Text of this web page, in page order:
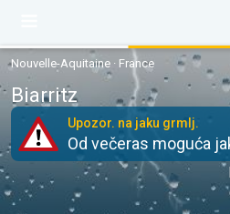
Nouvelle-Aquitaine · France
Biarritz
Upozor. na jaku grmlj.
Od večeras moguća